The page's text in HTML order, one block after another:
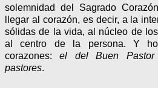
solemnidad del Sagrado
llegar al corazón, es decir, a la
sólidas de la vida, al núcleo de
al centro de la persona. Y
corazones:el del Buen Pastor
pastores.